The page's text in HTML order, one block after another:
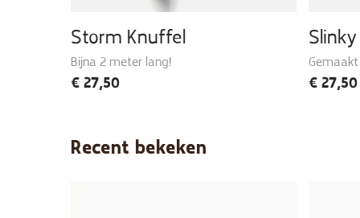
Storm Knuffel
Bijna 2 meter lang!
€ 27,50 €27,50
Recent bekeken